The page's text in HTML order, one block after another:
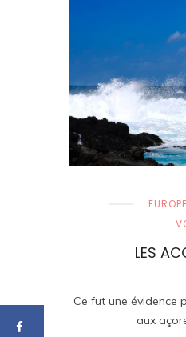
EUROPE
LES
Ce fut une évidence
aux